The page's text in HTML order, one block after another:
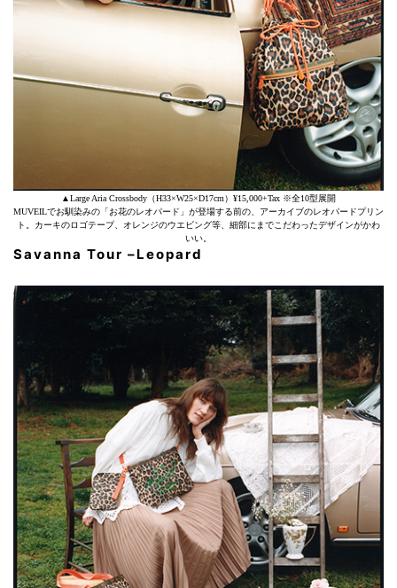
▲Large Aria Crossbody（H33×W25×D17cm）¥15,000+Tax ※全10型展開
MUVEILでお馴染みの「お花のレオパード」が登場する前の、アーカイブのレオパードプリン
ト。カーキのロゴテープ、オレンジのウエビング等、細部にまでこだわったデザインがかわ
いい。
Savanna Tour –Leopard